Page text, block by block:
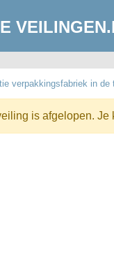
verpakkingsfabriek in de
is afgelopen. Je